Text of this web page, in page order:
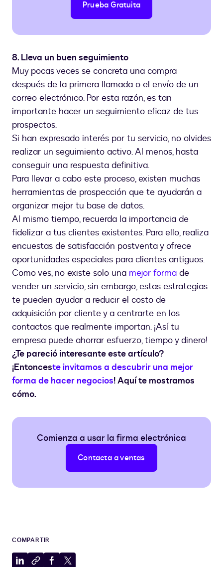
Prueba Gratuita
8. Lleva un buen seguimiento
Muy pocas veces se concreta una compra
después de la primera llamada o el envío de un
correo electrónico. Por esta razón, es tan
importante hacer un seguimiento eficaz de tus
prospectos.
Si han expresado interés por tu servicio, no olvides
realizar un seguimiento activo. Al menos, hasta
conseguir una respuesta definitiva.
Para llevar a cabo este proceso, existen muchas
herramientas de prospección que te ayudarán a
organizar mejor tu base de datos.
Al mismo tiempo, recuerda la importancia de
fidelizar a tus clientes existentes. Para ello, realiza
encuestas de satisfacción postventa y ofrece
oportunidades especiales para clientes antiguos.
Como ves, no existe solo una mejor forma de
vender un servicio, sin embargo, estas estrategias
te pueden ayudar a reducir el costo de
adquisición por cliente y a centrarte en los
contactos que realmente importan. ¡Así tu
empresa puede ahorrar esfuerzo, tiempo y dinero!
¿Te pareció interesante este artículo?
¡Entonceste invitamos a descubrir una mejor
forma de hacer negocios! Aquí te mostramos
cómo.
Comienza a usar la firma electrónica
Contacta a ventas
COMPARTIR